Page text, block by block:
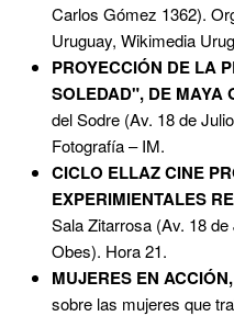
Carlos Gómez 1362).
Uruguay, Wikimedia
PROYECCIÓN DE LA
SOLEDAD", DE MAYA
del Sodre (Av. 18 de
Fotografía – IM.
CICLO ELLAZ CINE
EXPERIMIENTALES
Sala Zitarrosa (Av. 18
Obes). Hora 21.
MUJERES EN
sobre las mujeres que